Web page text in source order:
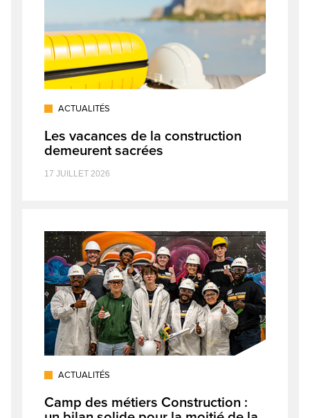
ACTUALITÉS
Les vacances de la construction
demeurent sacrées
17 JUILLET 2026
ACTUALITÉS
Camp des métiers Construction :